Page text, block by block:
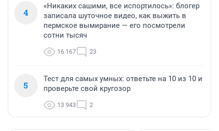
4
«Никаких сашими, все испортилось»: блогер
записала шуточное видео, как выжить в
пермское вымирание — его посмотрели
сотни тысяч
16 167 23
5
Тест для самых умных: ответьте на 10 из 10 и
проверьте свой кругозор
13 943 2